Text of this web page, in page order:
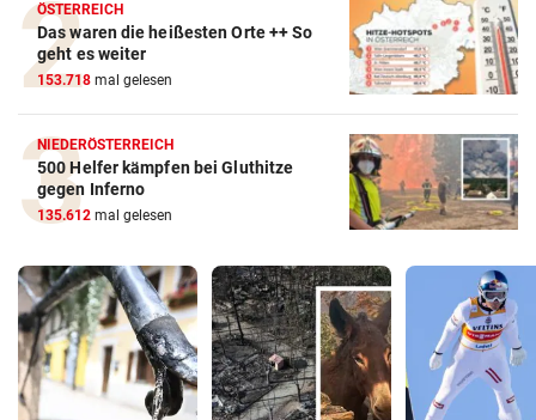
ÖSTERREICH
Das waren die heißesten Orte ++ So
geht es weiter
153.718 mal gelesen
NIEDERÖSTERREICH
500 Helfer kämpfen bei Gluthitze
gegen Inferno
135.612 mal gelesen